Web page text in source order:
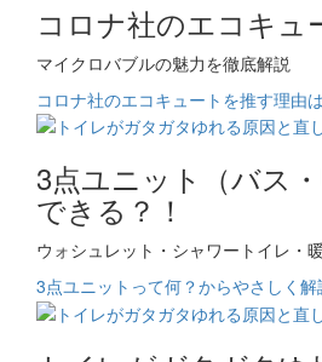
コロナ社のエコキュ
マイクロバブルの魅力を徹底解説
コロナ社のエコキュートを推す理由
3点ユニット（バス
できる？！
ウォシュレット・シャワートイレ・
3点ユニットって何？からやさしく解